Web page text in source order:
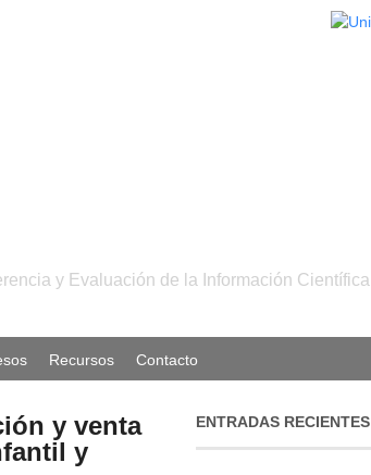
y Evaluación de la Información Científica
Recursos Contacto
y venta
y
ENTRADAS RECIENTES